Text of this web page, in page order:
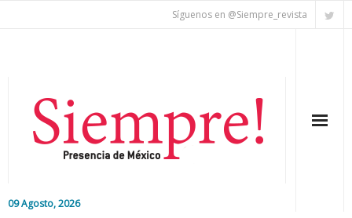
Síguenos en @Siempre_revista
09 Agosto, 2026